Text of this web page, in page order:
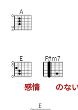
A
E
感情
F#m7
のな
E